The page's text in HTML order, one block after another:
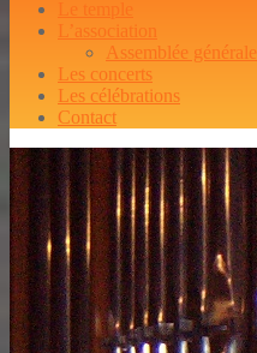
Le temple
L’association
Assemblée générale
Les concerts
Les célébrations
Contact